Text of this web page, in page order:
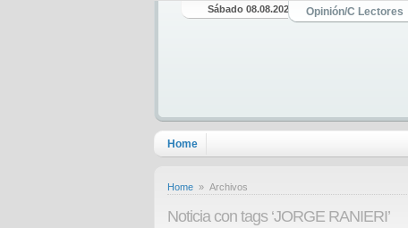
Sábado 08.08.2026 Opinión/C Lectores
Home
Home » Archivos
Noticia con tags ‘JORGE RANIERI’